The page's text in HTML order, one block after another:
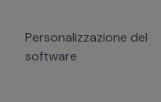
Personalizzazione del
software